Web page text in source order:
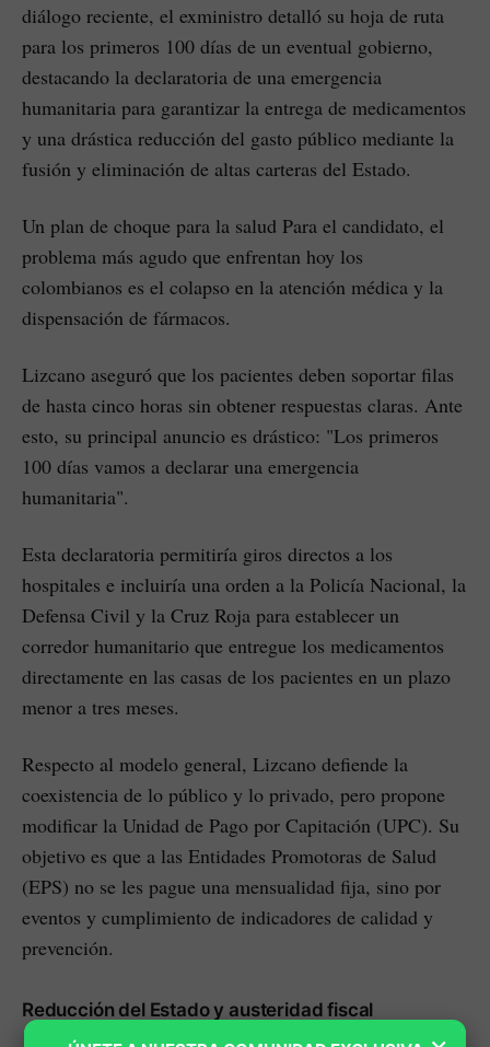
diálogo reciente, el exministro detalló su hoja de ruta
para los primeros 100 días de un eventual gobierno,
destacando la declaratoria de una emergencia
humanitaria para garantizar la entrega de medicamentos
y una drástica reducción del gasto público mediante la
fusión y eliminación de altas carteras del Estado.
Un plan de choque para la salud Para el candidato, el
problema más agudo que enfrentan hoy los
colombianos es el colapso en la atención médica y la
dispensación de fármacos.
Lizcano aseguró que los pacientes deben soportar filas
de hasta cinco horas sin obtener respuestas claras. Ante
esto, su principal anuncio es drástico: "Los primeros
100 días vamos a declarar una emergencia
humanitaria".
Esta declaratoria permitiría giros directos a los
hospitales e incluiría una orden a la Policía Nacional, la
Defensa Civil y la Cruz Roja para establecer un
corredor humanitario que entregue los medicamentos
directamente en las casas de los pacientes en un plazo
menor a tres meses.
Respecto al modelo general, Lizcano defiende la
coexistencia de lo público y lo privado, pero propone
modificar la Unidad de Pago por Capitación (UPC). Su
objetivo es que a las Entidades Promotoras de Salud
(EPS) no se les pague una mensualidad fija, sino por
eventos y cumplimiento de indicadores de calidad y
prevención.
Reducción del Estado y austeridad fiscal